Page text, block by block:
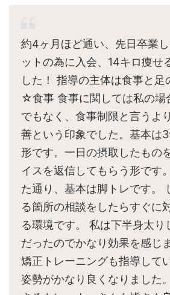
約4ヶ月ほど通い、先日卒業
ットの為に入会、14キロ痩せ
した！ 指導の主体は食事と足
☆食事 食事に関しては私の場
でもなく、食事制限と言うよ
善という印象でした。基本は
形です。一日の摂取したもの
イスを返信してもらう形です
た通り、基本は脚トレです。
る箇所の相談をしたらすぐに
る環境です。 私は下半身太り
だったのでかなり効果を感じ
矯正トレーニングも指導して
姿勢がかなり良くなりました